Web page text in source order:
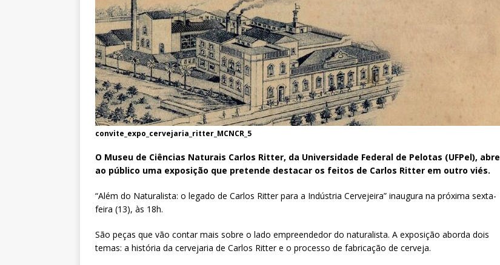
convite_expo_cervejaria_ritter_MCNCR_5
O Museu de Ciências Naturais Carlos Ritter, da Universidade Federal de Pelotas (UFPel), abre
ao público uma exposição que pretende destacar os feitos de Carlos Ritter em outro viés.
“Além do Naturalista: o legado de Carlos Ritter para a Indústria Cervejeira” inaugura na próxima sexta-
feira (13), às 18h.
São peças que vão contar mais sobre o lado empreendedor do naturalista. A exposição aborda dois
temas: a história da cervejaria de Carlos Ritter e o processo de fabricação de cerveja.